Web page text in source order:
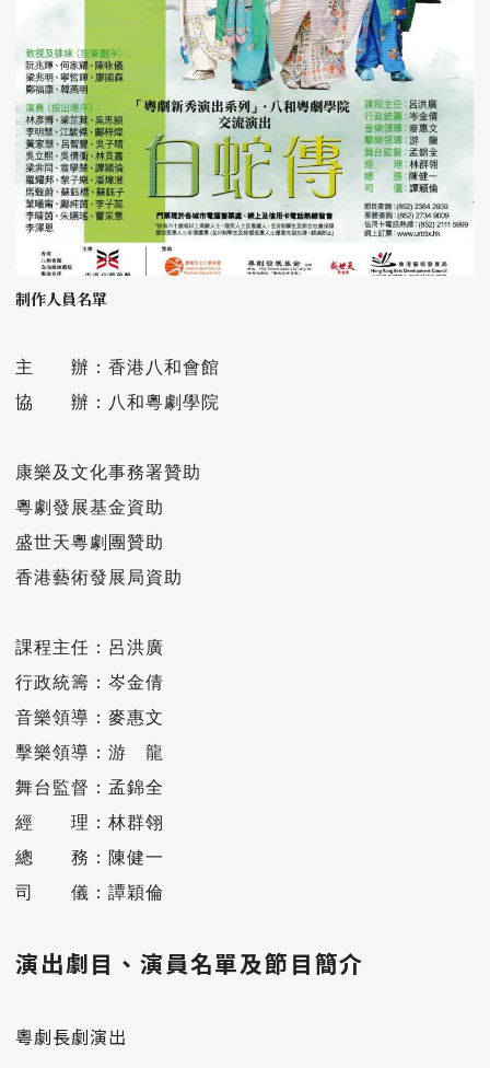
制作人員名單
主　　辦：香港八和會館
協　　辦：八和粵劇學院
康樂及文化事務署贊助
粵劇發展基金資助
盛世天粵劇團贊助
香港藝術發展局資助
課程主任：呂洪廣
行政統籌：岑金倩
音樂領導：麥惠文
擊樂領導：游　龍
舞台監督：孟錦全
經　　理：林群翎
總　　務：陳健一
司　　儀：譚穎倫
演出劇目、演員名單及節目簡介
粵劇長劇演出